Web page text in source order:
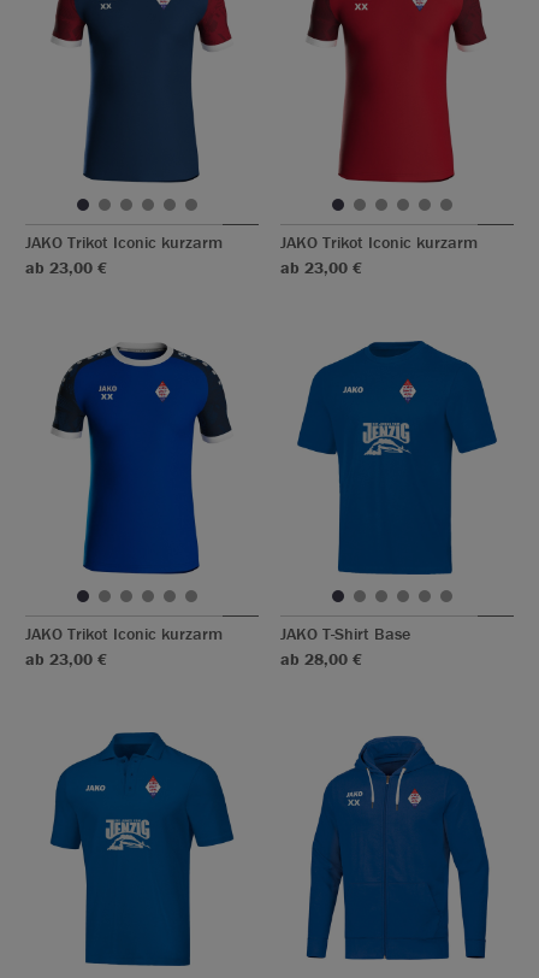
JAKO Trikot Iconic kurzarm
ab 23,00 €
JAKO Trikot Iconic kurzarm
ab 23,00 €
JAKO Trikot Iconic kurzarm
ab 23,00 €
JAKO T-Shirt Base
ab 28,00 €